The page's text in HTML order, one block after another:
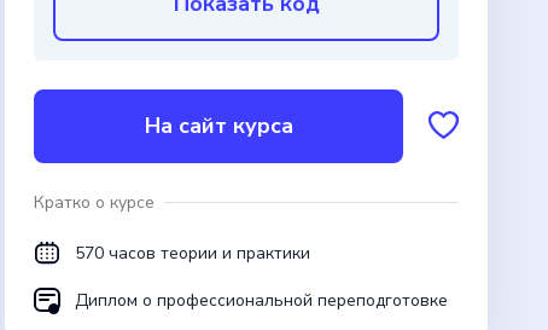
На сайт курса
Кратко о курсе
570 часов теории и практики
Диплом о профессиональной переподготовке